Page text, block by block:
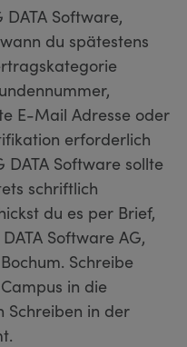
Software,
du spätestens
E-Mail Adresse oder
erforderlich
DATA Software sollte
schriftlich
du es per Brief,
Software AG,
Schreibe
in die
Schreiben in der